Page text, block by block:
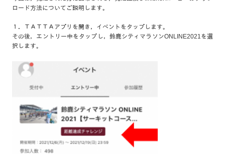
ロード方法についてご説明します。
１．ＴＡＴＴＡアプリを開き，イベントをタップします。
その後，エントリー中をタップし，鈴鹿シティマラソンONLINE2021を選
択します。